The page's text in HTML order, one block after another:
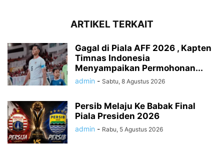
ARTIKEL TERKAIT
Gagal di Piala AFF 2026 , Kapten
Timnas Indonesia
Menyampaikan Permohonan...
admin - Sabtu, 8 Agustus 2026
Persib Melaju Ke Babak Final
Piala Presiden 2026
admin - Rabu, 5 Agustus 2026